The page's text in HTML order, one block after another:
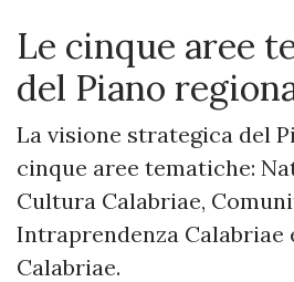
Le cinque aree
del Piano
La visione strategica del
cinque aree tematiche:
Cultura Calabriae,
Intraprendenza Calabriae
Calabriae.